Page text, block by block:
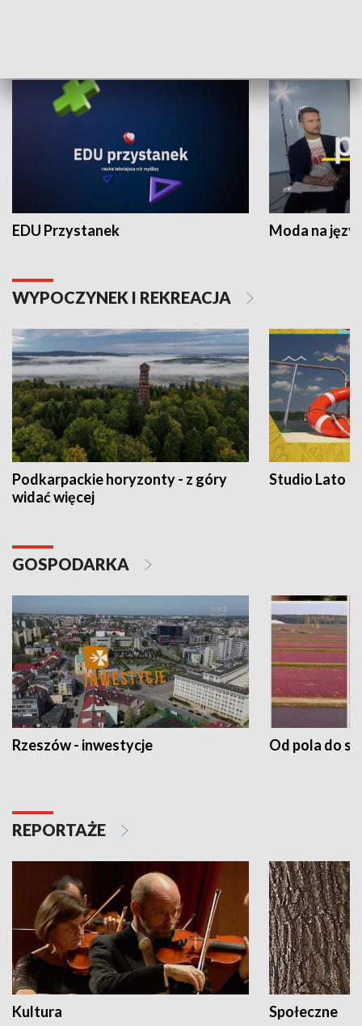
EDU Przystanek Moda na
WYPOCZYNEK I REKREACJA
Podkarpackie horyzonty - z góry
widać więcej
Studio Lato
GOSPODARKA
Rzeszów - inwestycje Od pola do
REPORTAŻE
Kultura Społeczne